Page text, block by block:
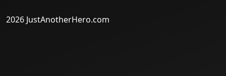
2026 JustAnotherHero.com